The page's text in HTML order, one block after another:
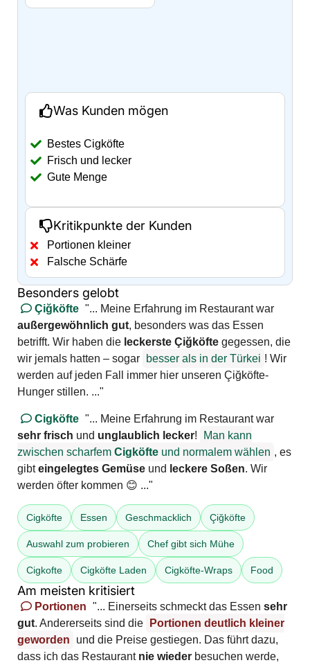
Was Kunden mögen
Bestes Cigköfte
Frisch und lecker
Gute Menge
Kritikpunkte der Kunden
Portionen kleiner
Falsche Schärfe
Besonders gelobt
Çiğköfte "... Meine Erfahrung im Restaurant war
außergewöhnlich gut, besonders was das Essen
betrifft. Wir haben die leckerste Çiğköfte gegessen, die
wir jemals hatten – sogar
besser als in der Türkei ! Wir
werden auf jeden Fall immer hier unseren Çiğköfte-
Hunger stillen. ..."
Cigköfte "... Meine Erfahrung im Restaurant war
sehr frisch und unglaublich lecker!
Man kann
zwischen scharfem Cigköfte und normalem wählen , es
gibteingelegtes Gemüse und leckere Soßen. Wir
werden öfter kommen 😊 ..."
Cigköfte Essen Geschmacklich Çiğköfte
Auswahl zum probieren Chef gibt sich Mühe
Cigkofte Cigköfte Laden Cigköfte-Wraps Food
Am meisten kritisiert
Portionen "... Einerseits schmeckt das Essen sehr
gut. Andererseits sind die Portionen deutlich kleiner
geworden
und die Preise gestiegen. Das führt dazu,
dass ich das Restaurant nie wieder besuchen werde,